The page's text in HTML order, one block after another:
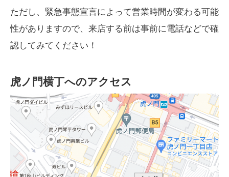
ただし、緊急事態宣言によって営業時間が変わる可能
性がありますので、来店する前は事前に電話などで確
認してみてください！
虎ノ門横丁へのアクセス